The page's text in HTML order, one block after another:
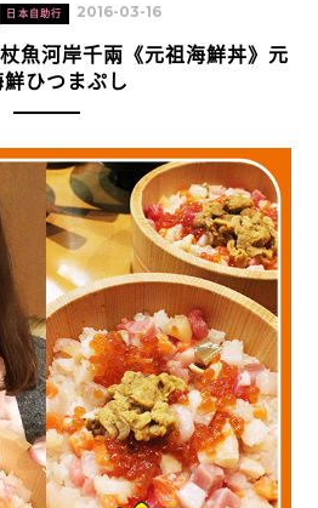
日本自助行 2016-03-16
魚河岸千兩《元祖海鮮丼》元
鮮ひつまぷし